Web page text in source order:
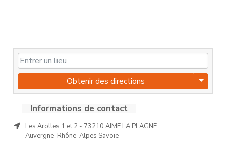
Obtenir des directions
Informations de contact
Les Arolles 1 et 2 - 73210 AIME LA PLAGNE
Auvergne-Rhône-Alpes Savoie